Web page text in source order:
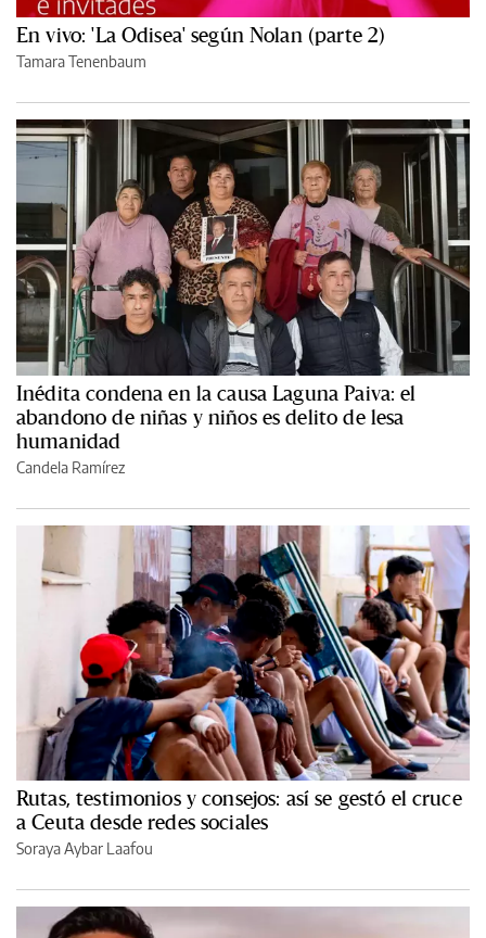
En vivo: 'La Odisea' según Nolan (parte 2)
Tamara Tenenbaum
Inédita condena en la causa Laguna Paiva: el
abandono de niñas y niños es delito de lesa
humanidad
Candela Ramírez
Rutas, testimonios y consejos: así se gestó el cruce
a Ceuta desde redes sociales
Soraya Aybar Laafou